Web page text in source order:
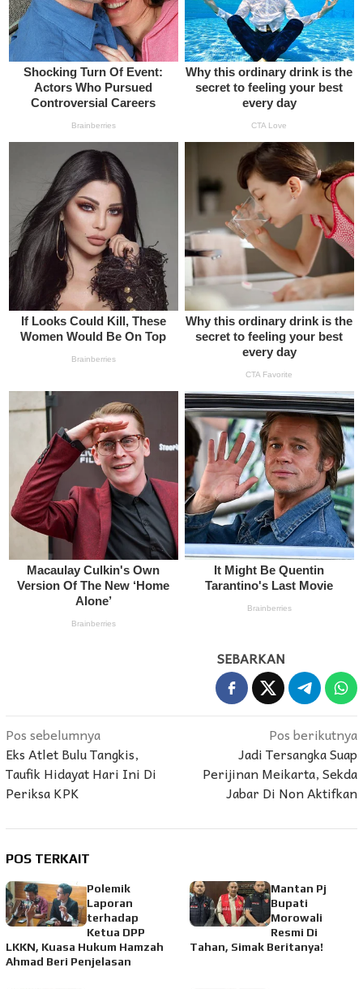
SEBARKAN
Navigasi
pos
Pos sebelumnya
Eks Atlet Bulu Tangkis,
Taufik Hidayat Hari Ini Di
Periksa KPK
Pos berikutnya
Jadi Tersangka Suap
Perijinan Meikarta, Sekda
Jabar Di Non Aktifkan
POS TERKAIT
Polemik
Laporan
terhadap
Ketua DPP
LKKN, Kuasa Hukum Hamzah
Ahmad Beri Penjelasan
Mantan Pj
Bupati
Morowali
Resmi Di
Tahan, Simak Beritanya!